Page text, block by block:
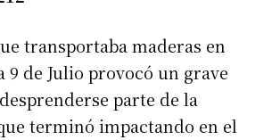
transportaba maderas en
9 de Julio provocó un grave
parte de la
terminó impactando en el